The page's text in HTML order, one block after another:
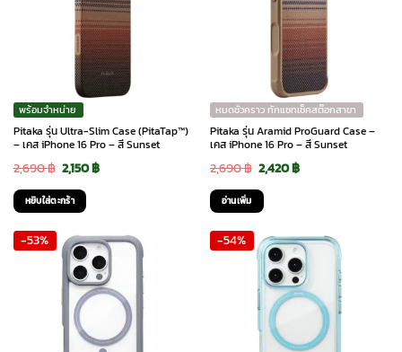
chosen
on
the
product
พร้อมจำหน่าย
Pitaka รุ่น Ultra-Slim Case (PitaTap™)
– เคส iPhone 16 Pro – สี Sunset
2,690฿ Original
price
was:
2,690 ฿.
2,150฿Current
2,150 ฿.
หยิบใส่ตะกร้า
หมดชั่วคราว ทักแชทเช็คสต๊อกสาขา
Pitaka รุ่น Aramid ProGuard Case –
เคส iPhone 16 Pro – สี Sunset
2,690฿ Original
price
was:
2,690 ฿.
2,420฿Current
2,420 ฿.
อ่านเพิ่ม
-53% -54%